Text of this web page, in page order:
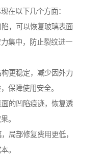
在以下几个方面：
，可以恢复玻璃表面
集中，防止裂纹进一
更稳定，减少因外力
保障使用安全。
的凹陷痕迹，恢复透
。
局部修复费用更低，
。